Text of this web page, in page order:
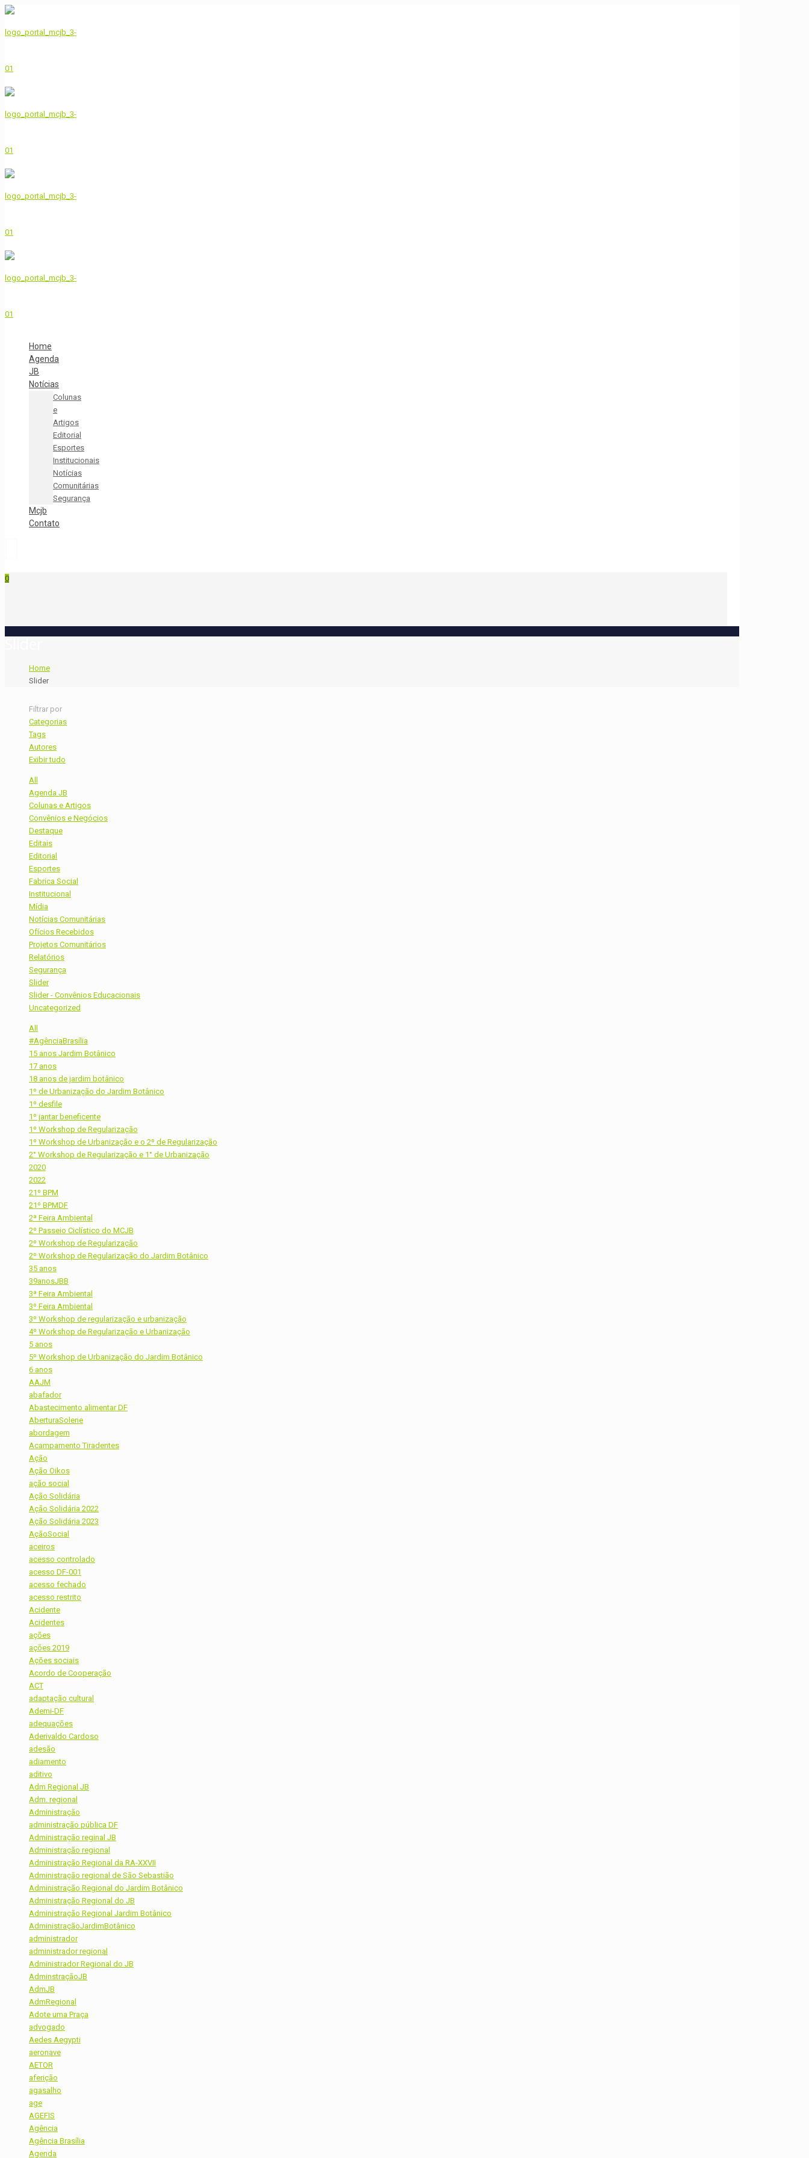
Home
Agenda
JB
Notícias
Colunas
e
Artigos
Editorial
Esportes
Institucionais
Notícias
Comunitárias
Segurança
Mcjb
Contato
0
Slider
Home
Slider
Filtrar por
Categorias
Tags
Autores
Exibir tudo
All
Agenda JB
Colunas e Artigos
Convênios e Negócios
Destaque
Editais
Editorial
Esportes
Fabrica Social
Institucional
Mídia
Notícias Comunitárias
Ofícios Recebidos
Projetos Comunitários
Relatórios
Segurança
Slider
Slider - Convênios Educacionais
Uncategorized
All
#AgênciaBrasília
15 anos Jardim Botânico
17 anos
18 anos de jardim botânico
1º de Urbanização do Jardim Botânico
1º desfile
1º jantar beneficente
1º Workshop de Regularização
1º Workshop de Urbanização e o 2º de Regularização
2° Workshop de Regularização e 1° de Urbanização
2020
2022
21º BPM
21º BPMDF
2ª Feira Ambiental
2º Passeio Ciclístico do MCJB
2º Workshop de Regularização
2º Workshop de Regularização do Jardim Botânico
35 anos
39anosJBB
3ª Feira Ambiental
3º Feira Ambiental
3º Workshop de regularização e urbanização
4º Workshop de Regularização e Urbanização
5 anos
5º Workshop de Urbanização do Jardim Botânico
6 anos
AAJM
abafador
Abastecimento alimentar DF
AberturaSolene
abordagem
Acampamento Tiradentes
Ação
Ação Oikos
ação social
Ação Solidária
Ação Solidária 2022
Ação Solidária 2023
AçãoSocial
aceiros
acesso controlado
acesso DF-001
acesso fechado
acesso restrito
Acidente
Acidentes
ações
ações 2019
Ações sociais
Acordo de Cooperação
ACT
adaptação cultural
Ademi-DF
adequações
Aderivaldo Cardoso
adesão
adiamento
aditivo
Adm Regional JB
Adm. regional
Administração
administração pública DF
Administração reginal JB
Administração regional
Administração Regional da RA-XXVII
Administração regional de São Sebastião
Administração Regional do Jardim Botânico
Administração Regional do JB
Administração Regional Jardim Botânico
AdministraçãoJardimBotânico
administrador
administrador regional
Administrador Regional do JB
AdminstraçãoJB
AdmJB
AdmRegional
Adote uma Praça
advogado
Aedes Aegypti
aeronave
AETOR
aferição
agasalho
age
AGEFIS
Agência
Agência Brasília
Agenda